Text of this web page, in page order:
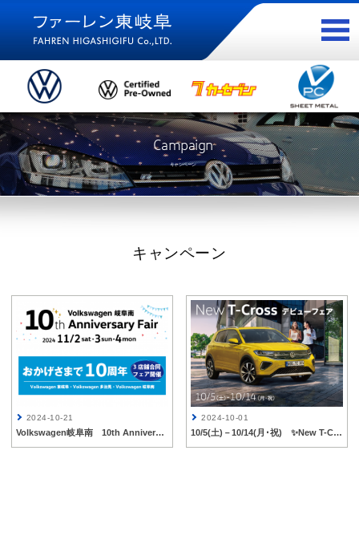
Campaign
キャンペーン
キャンペーン
2024-10-21
Volkswagen岐阜南 10th Anniversaryフェア開催🎊 11/2(土)～11/4(月)✨
2024-10-01
10/5(土)－10/14(月･祝) ✨New T-Crossデビューフェア✨